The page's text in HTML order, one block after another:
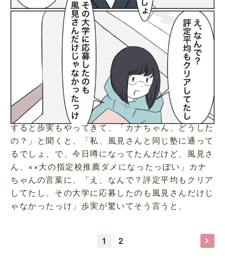
すると歩実もやってきて、「カナちゃん、どうした
の？」と聞くと、「私、風見さんと同じ塾に通って
るでしょ、で、今日噂になってたんだけど、風見さ
ん、××大の指定校推薦ダメになったっぽい」カナ
ちゃんの言葉に、「え、なんで？評定平均もクリア
してたし、その大学に応募したのも風見さんだけじ
ゃなかったっけ」歩実が驚いてそう言うと、
1 2